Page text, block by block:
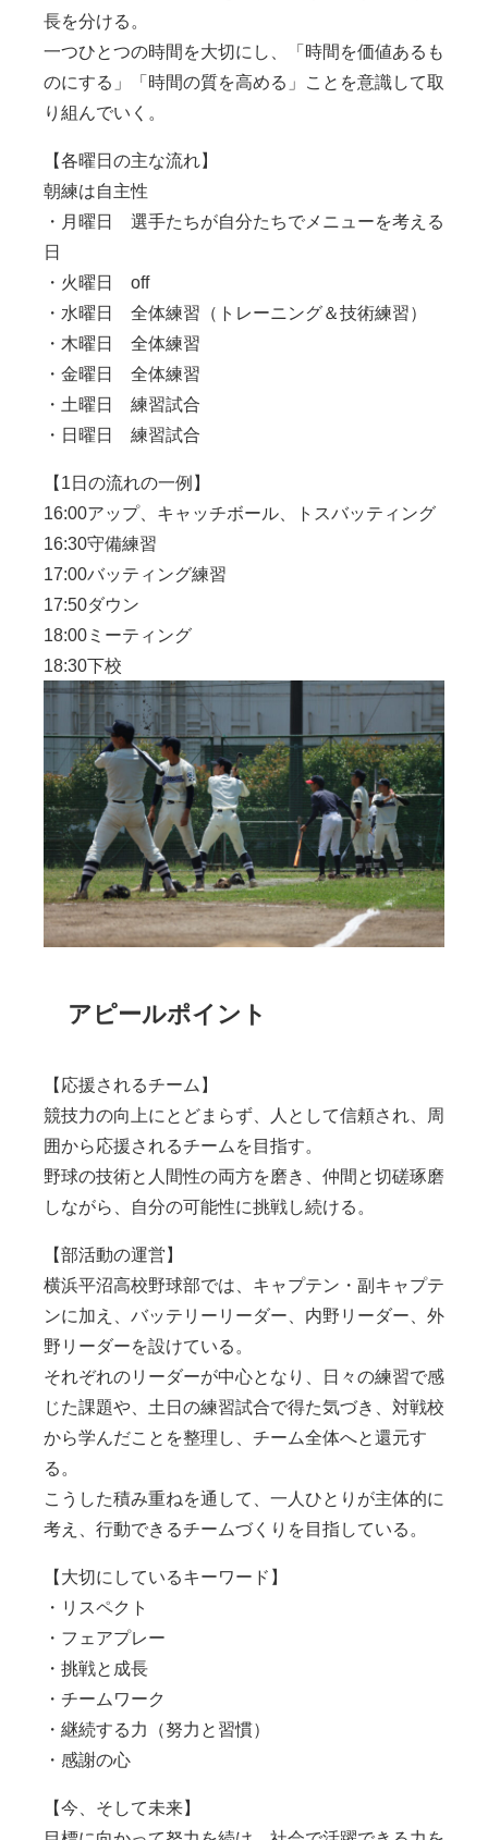
長を分ける。
一つひとつの時間を大切にし、「時間を価値あるも
のにする」「時間の質を高める」ことを意識して取
り組んでいく。
【各曜日の主な流れ】
朝練は自主性
・月曜日 選手たちが自分たちでメニューを考える
日
・火曜日 off
・水曜日 全体練習（トレーニング＆技術練習）
・木曜日 全体練習
・金曜日 全体練習
・土曜日 練習試合
・日曜日 練習試合
【1日の流れの一例】
16:00アップ、キャッチボール、トスバッティング
16:30守備練習
17:00バッティング練習
17:50ダウン
18:00ミーティング
18:30下校
アピールポイント
【応援されるチーム】
競技力の向上にとどまらず、人として信頼され、周
囲から応援されるチームを目指す。
野球の技術と人間性の両方を磨き、仲間と切磋琢磨
しながら、自分の可能性に挑戦し続ける。
【部活動の運営】
横浜平沼高校野球部では、キャプテン・副キャプテ
ンに加え、バッテリーリーダー、内野リーダー、外
野リーダーを設けている。
それぞれのリーダーが中心となり、日々の練習で感
じた課題や、土日の練習試合で得た気づき、対戦校
から学んだことを整理し、チーム全体へと還元す
る。
こうした積み重ねを通して、一人ひとりが主体的に
考え、行動できるチームづくりを目指している。
【大切にしているキーワード】
・リスペクト
・フェアプレー
・挑戦と成長
・チームワーク
・継続する力（努力と習慣）
・感謝の心
【今、そして未来】